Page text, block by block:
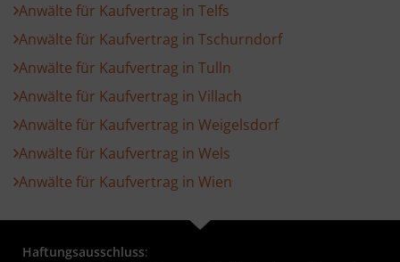
Anwälte für Kaufvertrag in Telfs
Anwälte für Kaufvertrag in Tschurndorf
Anwälte für Kaufvertrag in Tulln
Anwälte für Kaufvertrag in Villach
Anwälte für Kaufvertrag in Weigelsdorf
Anwälte für Kaufvertrag in Wels
Anwälte für Kaufvertrag in Wien
Haftungsausschluss: